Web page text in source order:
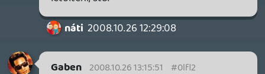
ikszkom 2008.10.24 14:59:49 #0lfku
-kedves Redmond (vagy uk, nem tudom ki
az illetékes) léccilécci hadd legyen már